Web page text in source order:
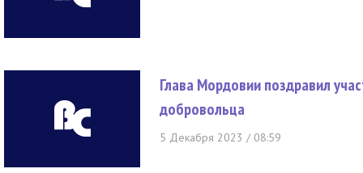
Глава Мордовии поздравил
добровольца
5 Декабря 2023 / 08:59